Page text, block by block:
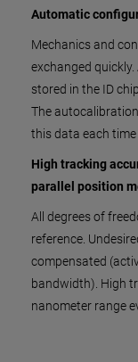
Automatic
Mechanics and
exchanged
stored in the ID
The
this data each
High tracking
parallel position
All degrees of
reference.
compensated
bandwidth). High
nanometer range